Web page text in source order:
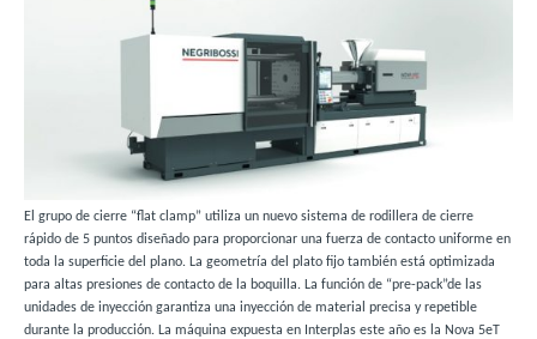
El grupo de cierre “flat clamp” utiliza un nuevo sistema de rodillera de cierre
rápido de 5 puntos diseñado para proporcionar una fuerza de contacto uniforme en
toda la superficie del plano. La geometría del plato fijo también está optimizada
para altas presiones de contacto de la boquilla. La función de “pre-pack”de las
unidades de inyección garantiza una inyección de material precisa y repetible
durante la producción. La máquina expuesta en Interplas este año es la Nova 5eT